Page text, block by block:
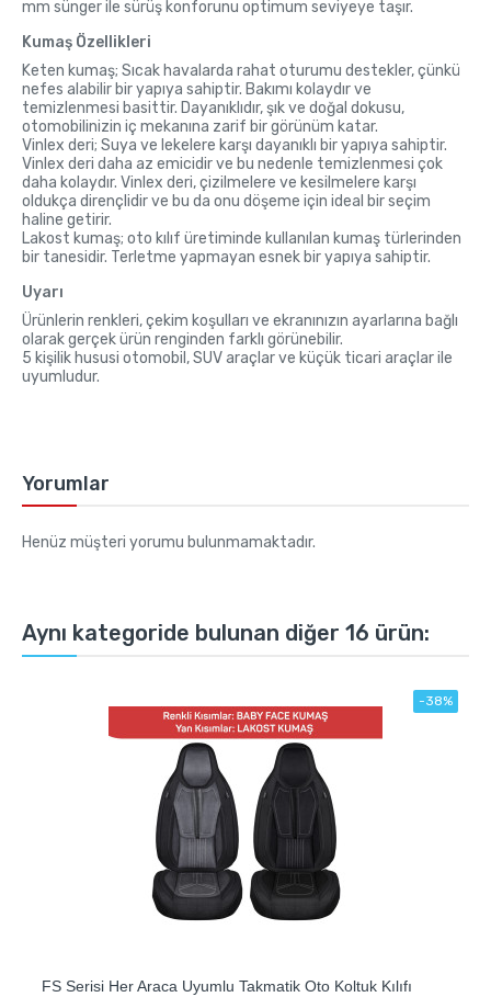
mm sünger ile sürüş konforunu optimum seviyeye taşır.
Kumaş Özellikleri
Keten kumaş; Sıcak havalarda rahat oturumu destekler, çünkü
nefes alabilir bir yapıya sahiptir. Bakımı kolaydır ve
temizlenmesi basittir. Dayanıklıdır, şık ve doğal dokusu,
otomobilinizin iç mekanına zarif bir görünüm katar.
Vinlex deri; Suya ve lekelere karşı dayanıklı bir yapıya sahiptir.
Vinlex deri daha az emicidir ve bu nedenle temizlenmesi çok
daha kolaydır. Vinlex deri, çizilmelere ve kesilmelere karşı
oldukça dirençlidir ve bu da onu döşeme için ideal bir seçim
haline getirir.
Lakost kumaş; oto kılıf üretiminde kullanılan kumaş türlerinden
bir tanesidir. Terletme yapmayan esnek bir yapıya sahiptir.
Uyarı
Ürünlerin renkleri, çekim koşulları ve ekranınızın ayarlarına bağlı
olarak gerçek ürün renginden farklı görünebilir.
5 kişilik hususi otomobil, SUV araçlar ve küçük ticari araçlar ile
uyumludur.
Yorumlar
Henüz müşteri yorumu bulunmamaktadır.
Aynı kategoride bulunan diğer 16 ürün:
-38%
FS Serisi Her Araca Uyumlu Takmatik Oto Koltuk Kılıfı